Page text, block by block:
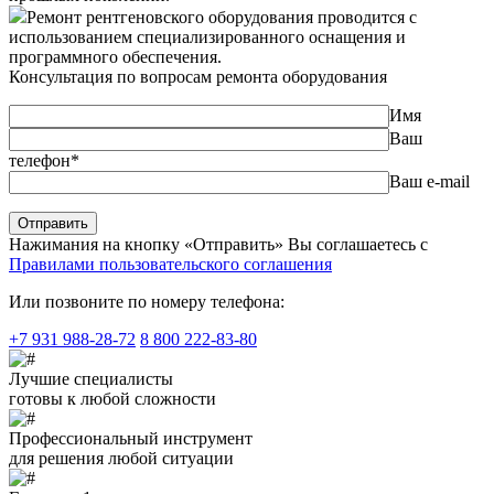
Ремонт рентгеновского оборудования проводится с
использованием специализированного оснащения и
программного обеспечения.
Консультация по вопросам ремонта оборудования
Имя
Ваш
телефон*
Ваш e-mail
Нажимания на кнопку «Отправить» Вы соглашаетесь с
Правилами пользовательского соглашения
Или позвоните по номеру телефона:
+7 931 988-28-72 8 800 222-83-80
Лучшие специалисты
готовы к любой сложности
Профессиональный инструмент
для решения любой ситуации